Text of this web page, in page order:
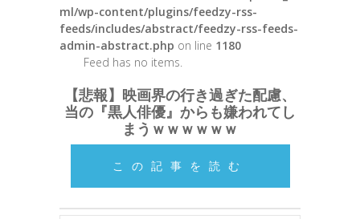
ml/wp-content/plugins/feedzy-rss-
feeds/includes/abstract/feedzy-rss-feeds-
admin-abstract.php on line 1180
Feed has no items.
【悲報】映画界の行き過ぎた配慮、
当の『黒人俳優』からも嫌われてし
まうｗｗｗｗｗｗ
この記事を読む